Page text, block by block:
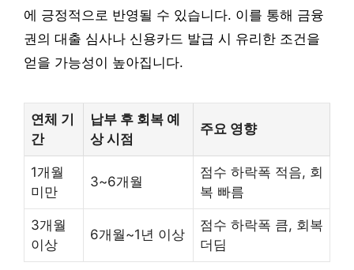
에 긍정적으로 반영될 수 있습니다. 이를 통해 금융
권의 대출 심사나 신용카드 발급 시 유리한 조건을
얻을 가능성이 높아집니다.
연체 기
간
납부 후 회복 예
상 시점
주요 영향
1개월
미만
3~6개월
점수 하락폭 적음, 회
복 빠름
3개월
이상
6개월~1년 이상
점수 하락폭 큼, 회복
더딤